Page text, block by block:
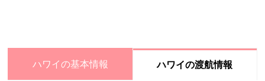
ハワイの基本情報 ハワイの渡航情報